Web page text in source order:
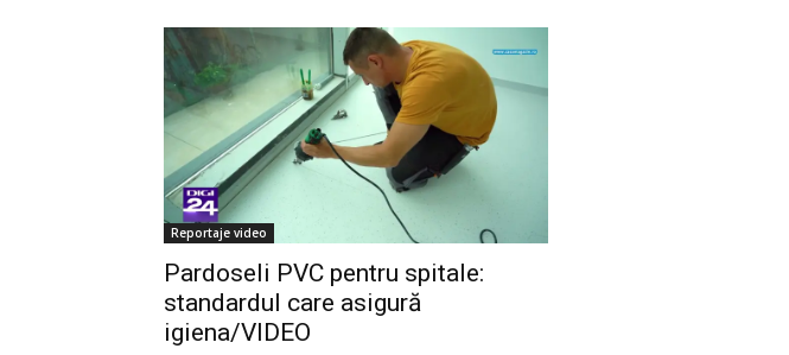
Reportaje video
Pardoseli PVC pentru spitale:
standardul care asigură
igiena/VIDEO